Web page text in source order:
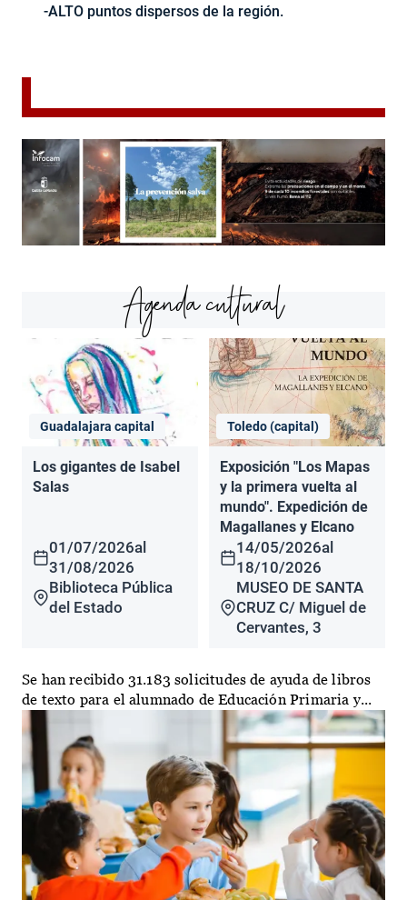
-ALTO puntos dispersos de la región.
Agenda cultural
Guadalajara capital
Los gigantes de Isabel
Salas
01/07/2026al
31/08/2026
Biblioteca Pública
del Estado
Toledo (capital)
Exposición "Los Mapas
y la primera vuelta al
mundo". Expedición de
Magallanes y Elcano
14/05/2026al
18/10/2026
MUSEO DE SANTA
CRUZ C/ Miguel de
Cervantes, 3
Se han recibido 31.183 solicitudes de ayuda de libros
de texto para el alumnado de Educación Primaria y...